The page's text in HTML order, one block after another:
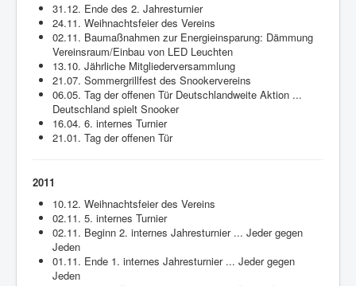
31.12. Ende des 2. Jahresturnier
24.11. Weihnachtsfeier des Vereins
02.11. Baumaßnahmen zur Energieinsparung: Dämmung
Vereinsraum/Einbau von LED Leuchten
13.10. Jährliche Mitgliederversammlung
21.07. Sommergrillfest des Snookervereins
06.05. Tag der offenen Tür Deutschlandweite Aktion ...
Deutschland spielt Snooker
16.04. 6. internes Turnier
21.01. Tag der offenen Tür
2011
10.12. Weihnachtsfeier des Vereins
02.11. 5. internes Turnier
02.11. Beginn 2. internes Jahresturnier ... Jeder gegen
Jeden
01.11. Ende 1. internes Jahresturnier ... Jeder gegen
Jeden